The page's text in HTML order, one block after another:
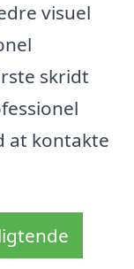
visuel
skridt
at kontakte